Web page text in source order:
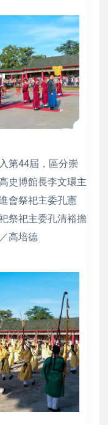
第44屆，區分崇
史博館長李文環主
會祭祀主委孔憲
祭祀主委孔清裕擔
高培德